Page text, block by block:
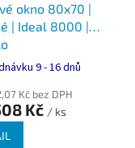
okno 80x70 |
| Ideal 8000 |
9 - 16 dnů
Kč bez DPH
Kč / ks